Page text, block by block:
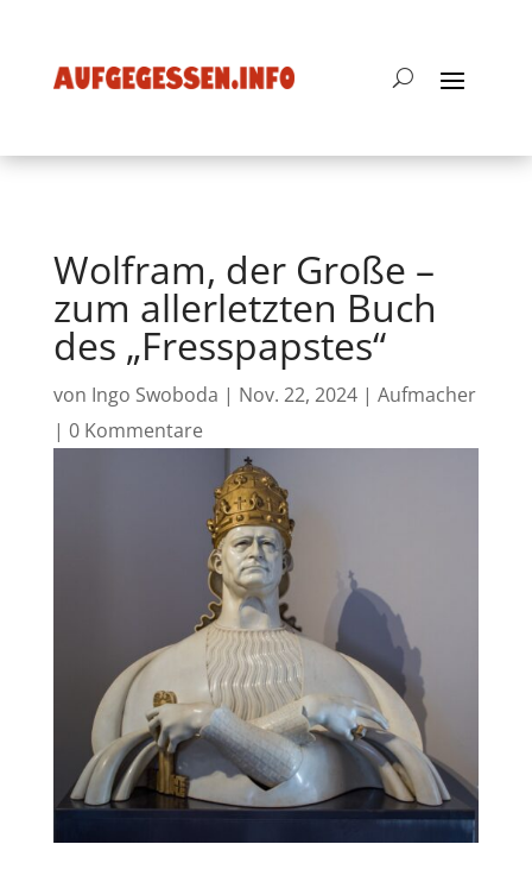
Wolfram, der Große –
zum allerletzten Buch
des „Fresspapstes“
von Ingo Swoboda | Nov. 22, 2024| Aufmacher
| 0 Kommentare